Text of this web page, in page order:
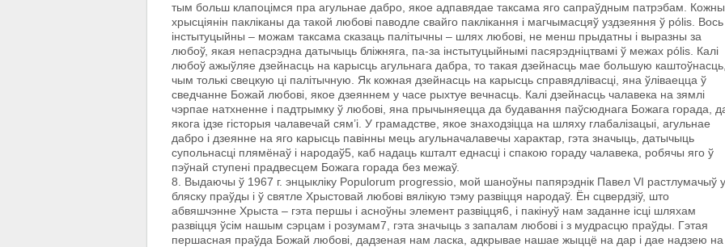
тым больш клапоцімся пра агульнае дабро, якое адпавядае таксама яго сапраўдным патрэбам. Кожны
хрысціянін пакліканы да такой любові паводле свайго паклікання і магчымасцяў уздзеяння ў pólis. Вось
інстытуцыйны – можам таксама сказаць палітычны – шлях любові, не менш прыдатны i выразны за
любоў, якая непасрэдна датычыць бліжняга, па-за інстытуцыйнымі пасярэдніцтвамі ў межах pólis. Калі
любоў ажыўляе дзейнасць на карысць агульнага дабра, то такая дзейнасць мае большую каштоўнасць,
чым толькі свецкую ці палітычную. Як кожная дзейнасць на карысць справядлівасці, яна ўліваецца ў
сведчанне Божай любові, якое дзеяннем у часе рыхтуе вечнасць. Калі дзейнасць чалавека на зямлі
чэрпае натхненне i падтрымку ў любові, яна прычыняецца да будавання паўсюднага Божага горада,
якога ідзе гісторыя чалавечай сям’і. У грамадстве, якое знаходзіцца на шляху глабалізацыі, агульнае
дабро i дзеянне на яго карысць павінны мець агульначалавечы характар, гэта значыць, датычыць
супольнасці плямёнаў i народаў5, каб надаць кшталт еднасці i спакою гораду чалавека, робячы яго ў
пэўнай ступені прадвесцем Божага горада без межаў.
8. Выдаючы ў 1967 г. энцыкліку Populorum progressio, мой шаноўны папярэднік Павел VI растлумачыў у
бляску праўды i ў святле Хрыстовай любові вялікую тэму развіцця народаў. Ён сцвердзіў, што
абвяшчэнне Хрыста – гэта першы і асноўны элемент развіцця6, i пакінуў нам заданне ісці шляхам
развіцця ўсім нашым сэрцам i розумам7, гэта значыць з запалам любові i з мудрасцю праўды. Гэтая
першасная праўда Божай любові, дадзеная нам ласка, адкрывае нашае жыццё на дар i дае надзею на